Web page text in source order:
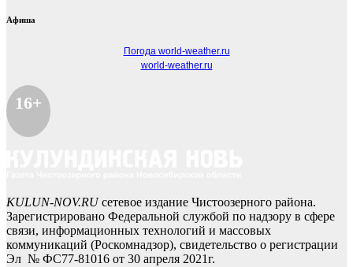
Афиша
Погода world-weather.ru
world-weather.ru
16+
KULUN-NOV.RUсетевое издание Чистоозерного района.
Зарегистрировано Федеральной службой по надзору в сфере
связи, информационных технологий и массовых
коммуникаций (Роскомнадзор), свидетельство о регистрации
Эл № ФС77-81016 от 30 апреля 2021г.